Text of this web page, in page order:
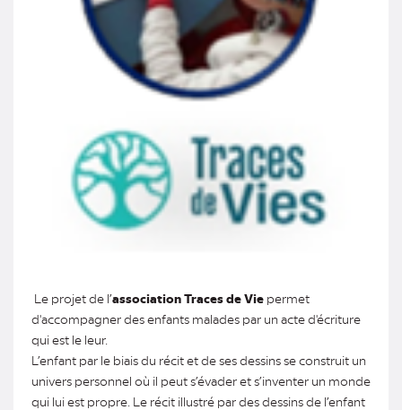
Le projet de l’association Traces de Vie permet
d'accompagner des enfants malades par un acte d'écriture
qui est le leur.
L’enfant par le biais du récit et de ses dessins se construit un
univers personnel où il peut s’évader et s’inventer un monde
qui lui est propre. Le récit illustré par des dessins de l’enfant